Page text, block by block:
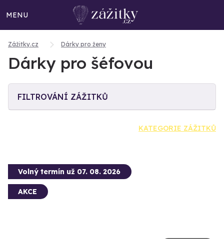
MENU
Zážitky.cz Dárky pro ženy
Dárky pro šéfovou
FILTROVÁNÍ ZÁŽITKŮ
KATEGORIE ZÁŽITKŮ
Volný termín už 07. 08. 2026
AKCE